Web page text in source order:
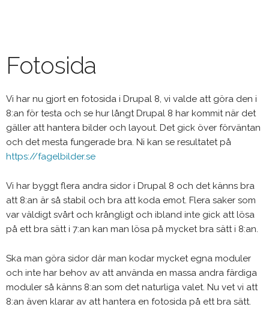
Fotosida
Vi har nu gjort en fotosida i Drupal 8, vi valde att göra den i
8:an för testa och se hur långt Drupal 8 har kommit när det
gäller att hantera bilder och layout. Det gick över förväntan
och det mesta fungerade bra. Ni kan se resultatet på
https://fagelbilder.se
Vi har byggt flera andra sidor i Drupal 8 och det känns bra
att 8:an är så stabil och bra att koda emot. Flera saker som
var väldigt svårt och krångligt och ibland inte gick att lösa
på ett bra sätt i 7:an kan man lösa på mycket bra sätt i 8:an.
Ska man göra sidor där man kodar mycket egna moduler
och inte har behov av att använda en massa andra färdiga
moduler så känns 8:an som det naturliga valet. Nu vet vi att
8:an även klarar av att hantera en fotosida på ett bra sätt.